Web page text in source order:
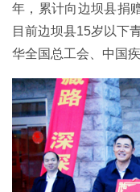
年，累计向边坝县捐
目前边坝县15岁以下
华全国总工会、中国